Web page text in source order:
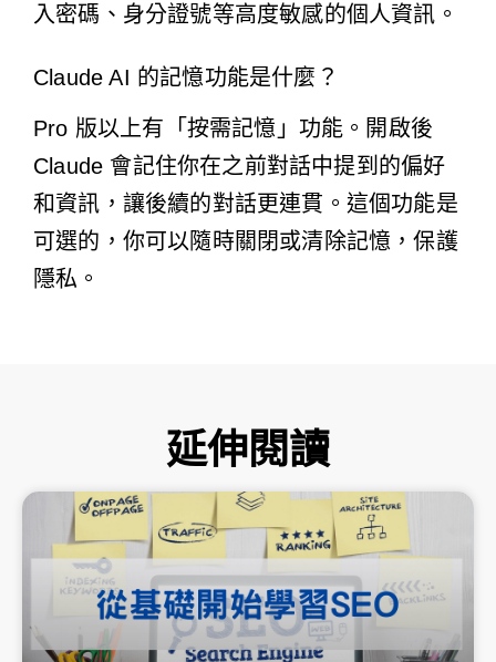
入密碼、身分證號等高度敏感的個人資訊。
Claude AI 的記憶功能是什麼？
Pro 版以上有「按需記憶」功能。開啟後
Claude 會記住你在之前對話中提到的偏好
和資訊，讓後續的對話更連貫。這個功能是
可選的，你可以隨時關閉或清除記憶，保護
隱私。
延伸閱讀
面
頁
面 面